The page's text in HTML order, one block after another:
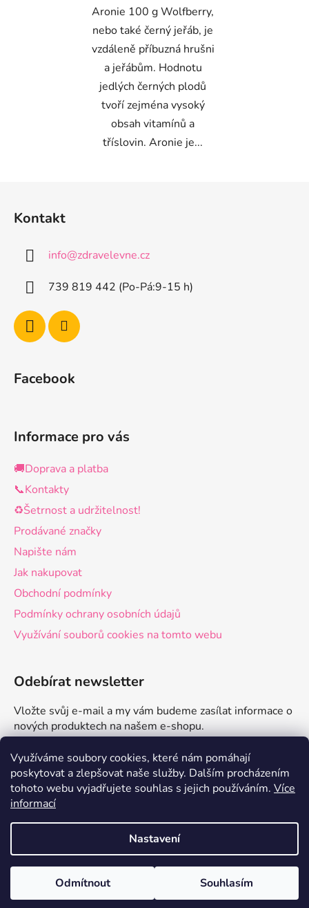
Využíváme soubory cookies, které nám pomáhají
poskytovat a zlepšovat naše služby. Dalším procházením
tohoto webu vyjadřujete souhlas s jejich používáním. Více
informací
Nastavení
Odmítnout Souhlasím
Aronie 100 g Wolfberry,
nebo také černý jeřáb, je
vzdáleně příbuzná hrušni
a jeřábům. Hodnotu
jedlých černých plodů
tvoří zejména vysoký
obsah vitamínů a
tříslovin. Aronie je...
Kontakt
info@zdravelevne.cz
739 819 442 (Po-Pá:9-15 h)
Facebook
Informace pro vás
🚚Doprava a platba
📞Kontakty
♻️Šetrnost a udržitelnost!
Prodávané značky
Napište nám
Jak nakupovat
Obchodní podmínky
Podmínky ochrany osobních údajů
Využívání souborů cookies na tomto webu
Odebírat newsletter
Vložte svůj e-mail a my vám budeme zasílat informace o
nových produktech na našem e-shopu.
E-mail
PŘIHLÁSIT SE
Vytvořil Shoptet
Copyright 2026
. Všechna práva
vyhrazena.